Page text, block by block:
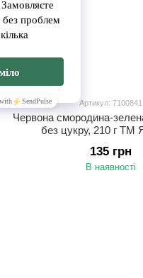
Артикул: 7100841
Червона смородина-
без цукру, 210 г
135 грн
В наявності